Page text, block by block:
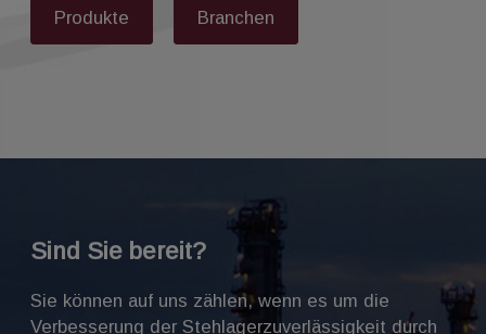
Produkte Branchen
Sind Sie bereit?
Sie können auf uns zählen, wenn es um die
Verbesserung der Stehlagerzuverlässigkeit durch